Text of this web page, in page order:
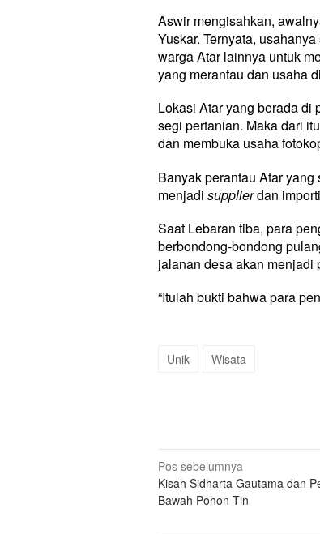
Aswir mengisahkan,
Yuskar. Ternyata,
warga Atar lainnya untuk
yang merantau dan usaha
Lokasi Atar yang berada di
segi pertanian. Maka dari
dan membuka usaha
Banyak perantau Atar
menjadi supplierdan
Saat Lebaran tiba, para
berbondong-bondong
jalanan desa akan menjadi
“Itulah bukti bahwa para
Unik Wisata
Navigasi
pos
Pos sebelumnya
Kisah Sidharta Gautama dan
Bawah Pohon Tin